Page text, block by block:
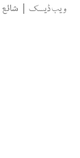
ویب ڈیسک | شائع